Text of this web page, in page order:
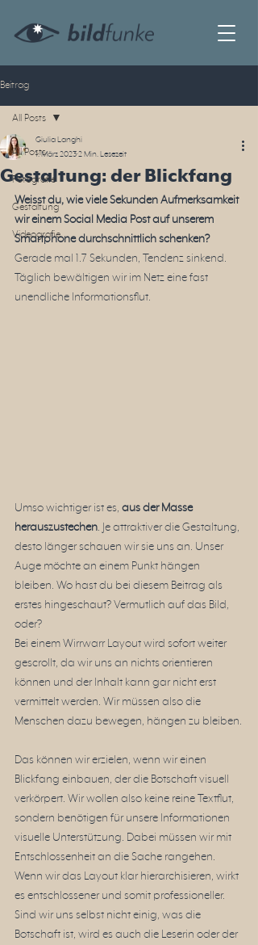
Beitrag
All Posts
Fotografie
Gestaltung
Videografie
All Posts
Gestaltung: der Blickfang
Giulia Langhi
1. März 20232 Min. Lesezeit
Weisst du, wie viele Sekunden Aufmerksamkeit
wir einem Social Media Post auf unserem
Smartphone durchschnittlich schenken?
Gerade mal 1.7 Sekunden, Tendenz sinkend.
Täglich bewältigen wir im Netz eine fast
unendliche Informationsflut.
Umso wichtiger ist es, aus der Masse
herauszustechen. Je attraktiver die Gestaltung,
desto länger schauen wir sie uns an. Unser
Auge möchte an einem Punkt hängen
bleiben. Wo hast du bei diesem Beitrag als
erstes hingeschaut? Vermutlich auf das Bild,
oder?
Bei einem Wirrwarr Layout wird sofort weiter
gescrollt, da wir uns an nichts orientieren
können und der Inhalt kann gar nicht erst
vermittelt werden. Wir müssen also die
Menschen dazu bewegen, hängen zu bleiben.
Das können wir erzielen, wenn wir einen
Blickfang einbauen, der die Botschaft visuell
verkörpert. Wir wollen also keine reine Textflut,
sondern benötigen für unsere Informationen
visuelle Unterstützung. Dabei müssen wir mit
Entschlossenheit an die Sache rangehen.
Wenn wir das Layout klar hierarchisieren, wirkt
es entschlossener und somit professioneller.
Sind wir uns selbst nicht einig, was die
Botschaft ist, wird es auch die Leserin oder der